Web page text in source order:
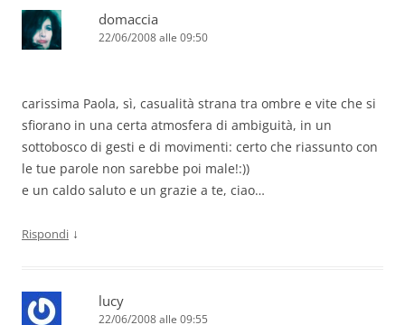
domaccia
22/06/2008 alle 09:50
carissima Paola, sì, casualità strana tra ombre e vite che si
sfiorano in una certa atmosfera di ambiguità, in un
sottobosco di gesti e di movimenti: certo che riassunto con
le tue parole non sarebbe poi male!:))
e un caldo saluto e un grazie a te, ciao…
Rispondi ↓
lucy
22/06/2008 alle 09:55